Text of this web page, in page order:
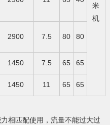
米
机
2900 7.5 80 80
1450 7.5 65 65
1450 11 65 65
相匹配使用，流量不能过大过